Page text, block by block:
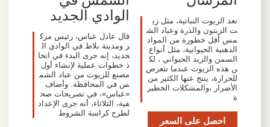
تعد الزيوت النباتية، مثل زي
ت الزيتون والذرة وعباد الش
مس أقل خطورة من المواد
الدهنية الحيوانية، مثل أنواع
السمن والزبد الحيواني ، لك
ن هذه الزيوت عندما تتعرض
للحرارة، ينتج عنها الكثير من
الأضرار ،والمشكلات الخطير
ة
احصل على السعر
الوادي الجديد
قال عادل عباس، رئيس مرك
ز ومدينة بلاط في الوادي ال
جديد، إنه جرى البدء في اتخا
ذ خطوات عملية لإنشاء أول
مصنع للزيوت من عباد الشم
س في المحافظة. وأضاف
«عباس»، في تصريحات صح
فية، الثلاثاء، أنه جرى الإعداد
لطرح كراسة الشروط